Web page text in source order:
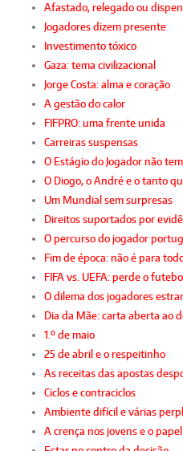
Afastado, relegado ou
Jogadores dizem presente
Investimento tóxico
Gaza: tema civilizacional
Jorge Costa: alma e coração
A gestão do calor
FIFPRO: uma frente unida
Carreiras suspensas
O Estágio do Jogador não
O Diogo, o André e o tanto
Um Mundial sem surpresas
Direitos suportados por
O percurso do jogador
Fim de época: não é para
FIFA vs. UEFA: perde o futebol
O dilema dos jogadores
Dia da Mãe: carta aberta ao
1.º de maio
25 de abril e o respeitinho
As receitas das apostas
Ciclos e contraciclos
Ambiente difícil e várias
A crença nos jovens e o